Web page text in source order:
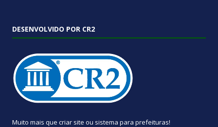
DESENVOLVIDO POR CR2
Muito mais que criar site ou sistema para prefeituras!